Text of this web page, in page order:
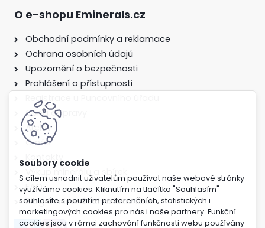
S cílem usnadnit uživatelům používat naše webové stránky
využíváme cookies. Kliknutím na tlačítko "Souhlasím"
souhlasíte s použitím preferenčních, statistických i
marketingových cookies pro nás i naše partnery. Funkční
cookies jsou v rámci zachování funkčnosti webu používány
O e-shopu Eminerals.cz
Obchodní podmínky a reklamace
Ochrana osobních údajů
Upozornění o bezpečnosti
Prohlášení o přístupnosti
Registrace u Puncovního úřadu
Cena dopravy
Archiv
O nás
Kontakty
Výkup minerálů a sbírek
FAQ
Blog o minerálech a lokalitách